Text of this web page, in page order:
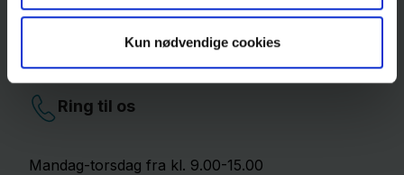
Kun nødvendige cookies
Vi har fri besøgstid - vis hensyn. Hviletid kl. 12.30-
14.30 og efter kl. 21.00
Ring til os
Mandag-torsdag fra kl. 9.00-15.00